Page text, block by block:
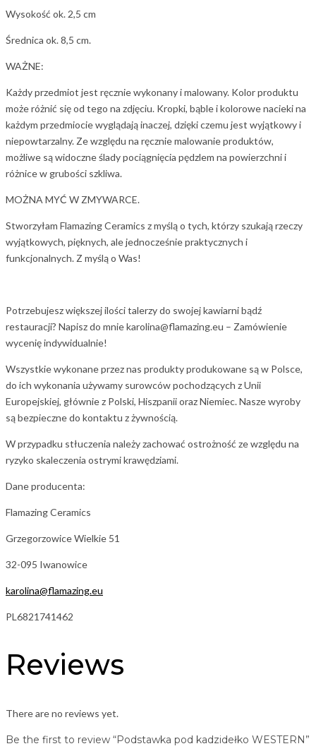
Wysokość ok. 2,5 cm
Średnica ok. 8,5 cm.
WAŻNE:
Każdy przedmiot jest ręcznie wykonany i malowany. Kolor produktu
może różnić się od tego na zdjęciu. Kropki, bąble i kolorowe nacieki na
każdym przedmiocie wyglądają inaczej, dzięki czemu jest wyjątkowy i
niepowtarzalny. Ze względu na ręcznie malowanie produktów,
możliwe są widoczne ślady pociągnięcia pędzlem na powierzchni i
różnice w grubości szkliwa.
MOŻNA MYĆ W ZMYWARCE.
Stworzyłam Flamazing Ceramics z myślą o tych, którzy szukają rzeczy
wyjątkowych, pięknych, ale jednocześnie praktycznych i
funkcjonalnych. Z myślą o Was!
Potrzebujesz większej ilości talerzy do swojej kawiarni bądź
restauracji? Napisz do mnie karolina@flamazing.eu – Zamówienie
wycenię indywidualnie!
Wszystkie wykonane przez nas produkty produkowane są w Polsce,
do ich wykonania używamy surowców pochodzących z Unii
Europejskiej, głównie z Polski, Hiszpanii oraz Niemiec. Nasze wyroby
są bezpieczne do kontaktu z żywnością.
W przypadku stłuczenia należy zachować ostrożność ze względu na
ryzyko skaleczenia ostrymi krawędziami.
Dane producenta:
Flamazing Ceramics
Grzegorzowice Wielkie 51
32-095 Iwanowice
karolina@flamazing.eu
PL6821741462
Reviews
There are no reviews yet.
Be the first to review “Podstawka pod kadzidełko WESTERN”